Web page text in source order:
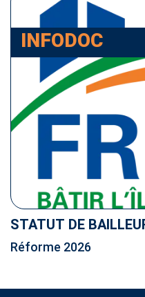
INFODOC
STATUT DE
Réforme 2026